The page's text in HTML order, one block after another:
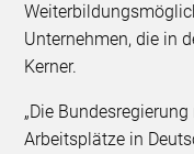
Unternehmen, die in
Kerner.
„Die
Arbeitsplätze in